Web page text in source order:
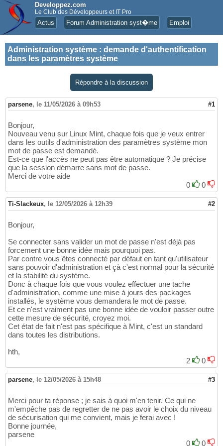
Developpez.com
Le Club des Développeurs et IT Pro
Actus Forum Administration syst�me Emploi
Administration système : demande d'authentification
dans les paramètres système
Répondre à la discussion
parsene, le 11/05/2026 à 09h53 #1
Bonjour,
Nouveau venu sur Linux Mint, chaque fois que je veux entrer
dans les outils d'administration des paramètres système mon
mot de passe est demandé.
Est-ce que l'accès ne peut pas être automatique ? Je précise
que la session démarre sans mot de passe.
Merci de votre aide
0
0
Ti-Slackeux, le 12/05/2026 à 12h39 #2
Bonjour,
Se connecter sans valider un mot de passe n'est déjà pas
forcement une bonne idée mais pourquoi pas.
Par contre vous êtes connecté par défaut en tant qu'utilisateur
sans pouvoir d'administration et çà c'est normal pour la sécurité
et la stabilité du système.
Donc à chaque fois que vous voulez effectuer une tache
d'administration, comme une mise à jours des packages
installés, le système vous demandera le mot de passe.
Et ce n'est vraiment pas une bonne idée de vouloir passer outre
cette mesure de sécurité, croyez moi.
Cet état de fait n'est pas spécifique à Mint, c'est un standard
dans toutes les distributions.
hth,
2
0
parsene, le 12/05/2026 à 15h48 #3
Merci pour ta réponse ; je sais à quoi m'en tenir. Ce qui ne
m'empêche pas de regretter de ne pas avoir le choix du niveau
de sécurisation qui me convient, mais je ferai avec !
Bonne journée,
parsene
0
0